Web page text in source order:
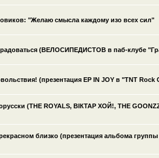
"Желаю смысла каждому изо всех сил"
(ВЕЛОСИПЕДИСТОВ в паб-клубе
(презентация EP IN JOY в "TNT Rock
(THE ROYALS, ВІКТАР ХОЙ!, THE
близко (презентация альбома